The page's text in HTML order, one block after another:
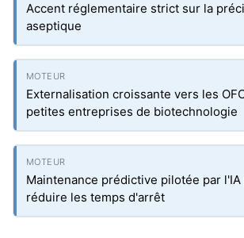
Accent réglementaire strict sur la
aseptique
Externalisation croissante vers les
petites entreprises de biotechnologie
Maintenance prédictive pilotée par
réduire les temps d'arrêt